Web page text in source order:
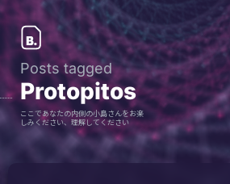
Posts tagged
Protopitos
ここであなたの内側の小島さんをお楽
しみください、理解してください